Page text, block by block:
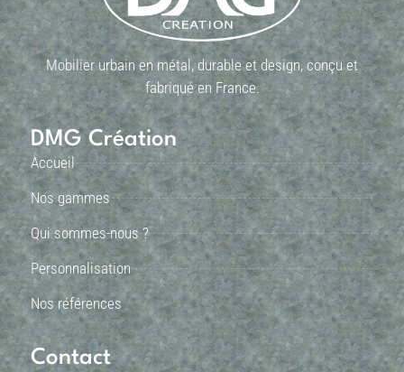
Mobilier urbain en métal, durable et design, conçu et
fabriqué en France.
DMG Création
Accueil
Nos gammes
Qui sommes-nous ?
Personnalisation
Nos références
Contact